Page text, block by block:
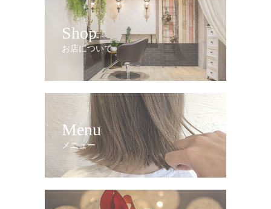
Shop
お店について
Menu
メニュー